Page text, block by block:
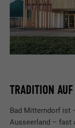
TRADITION
Bad Mitterndorf ist
Ausseerland – fast